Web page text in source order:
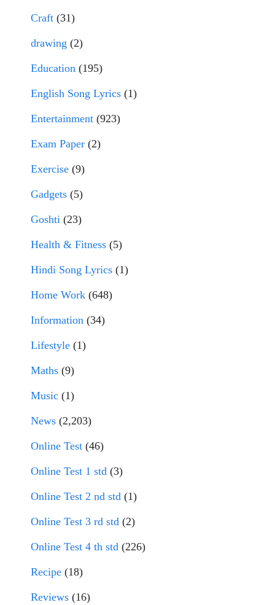
Craft (31)
drawing (2)
Education (195)
English Song Lyrics (1)
Entertainment (923)
Exam Paper (2)
Exercise (9)
Gadgets (5)
Goshti (23)
Health & Fitness (5)
Hindi Song Lyrics (1)
Home Work (648)
Information (34)
Lifestyle (1)
Maths (9)
Music (1)
News (2,203)
Online Test (46)
Online Test 1 std (3)
Online Test 2 nd std (1)
Online Test 3 rd std (2)
Online Test 4 th std (226)
Recipe (18)
Reviews (16)